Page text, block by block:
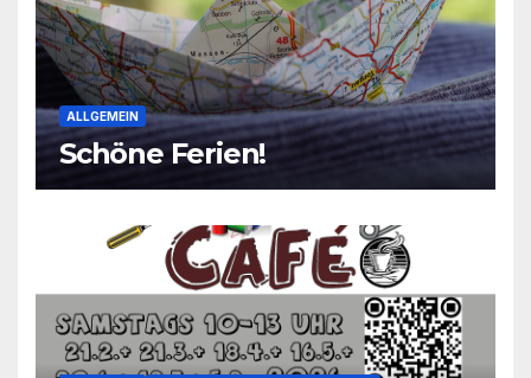
ALLGEMEIN
Schöne Ferien!